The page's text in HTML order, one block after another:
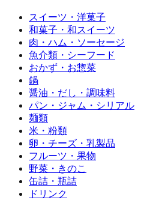
スイーツ・洋菓子
和菓子・和スイーツ
肉・ハム・ソーセージ
魚介類・シーフード
おかず・お惣菜
鍋
醤油・だし・調味料
パン・ジャム・シリアル
麺類
米・粉類
卵・チーズ・乳製品
フルーツ・果物
野菜・きのこ
缶詰・瓶詰
ドリンク